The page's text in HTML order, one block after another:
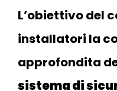
L’obiettivo del
installatori la
approfondita
sistema di